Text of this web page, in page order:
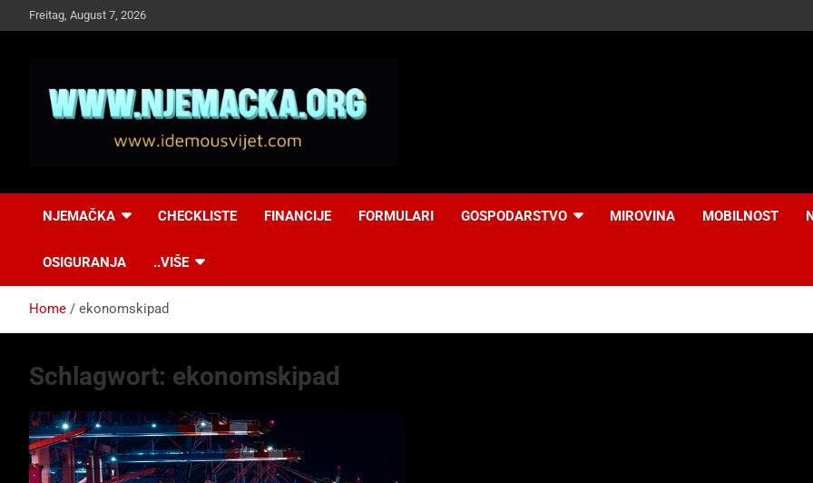
to
Freitag, August 7, 2026
Idemo u Svijet-
NJEMAČKA CHECKLISTE FINANCIJE FORMULARI GOSPODARSTVO MIROVINA MOBILNOST
OSIGURANJA ..VIŠE
Home ekonomskipad
Schlagwort: ekonomskipad